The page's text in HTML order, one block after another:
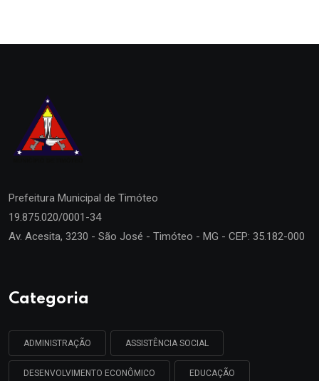
Prefeitura Municipal de Timóteo
19.875.020/0001-34
Av. Acesita, 3230 - São José - Timóteo - MG - CEP: 35.182-000
Categoria
ADMINISTRAÇÃO ASSISTÊNCIA SOCIAL
DESENVOLVIMENTO ECONÔMICO EDUCAÇÃO